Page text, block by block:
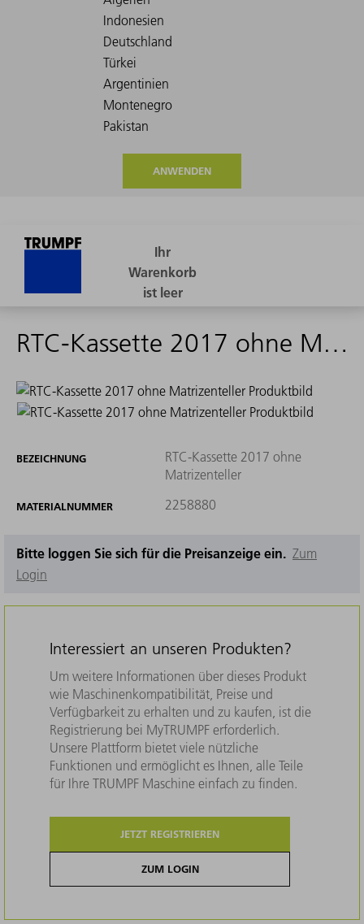
ANWENDEN
RTC-Kassette 2017 ohne Matrizenteller
BEZEICHNUNG
RTC-Kassette 2017 ohne
Matrizenteller
MATERIALNUMMER 2258880
Bitte loggen Sie sich für die Preisanzeige ein. Zum
Login
Interessiert an unseren Produkten?
Um weitere Informationen über dieses Produkt
wie Maschinenkompatibilität, Preise und
Verfügbarkeit zu erhalten und zu kaufen, ist die
Registrierung bei MyTRUMPF erforderlich.
Unsere Plattform bietet viele nützliche
Funktionen und ermöglicht es Ihnen, alle Teile
für Ihre TRUMPF Maschine einfach zu finden.
JETZT REGISTRIEREN
ZUM LOGIN